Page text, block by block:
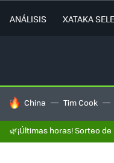
ANÁLISIS XATAKA
HOY SE HABLA DE
China Tim Cook
🌿¡Últimas horas! Sorteo